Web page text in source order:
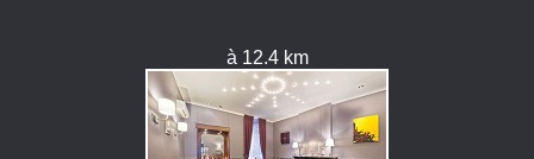
à 12.4 km